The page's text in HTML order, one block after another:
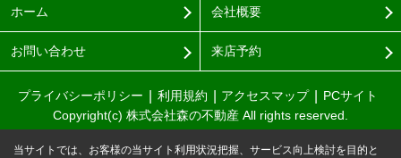
ホーム 会社概要
お問い合わせ 来店予約
プライバシーポリシー 利用規約 アクセスマップ
PCサイト
Copyright(c) 株式会社森の不動産 All rights reserved.
当サイトでは、お客様の当サイト利用状況把握、サービス向上検討を目的と